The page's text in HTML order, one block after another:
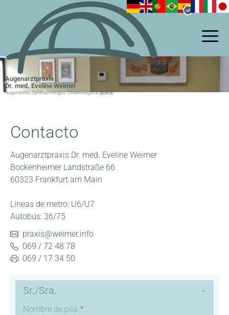
contenido
principal
Augenarztpraxis
Dr. med. Eveline Weimer
Augenärztin, Ophthalmologist, Oftalmologista, 眼科医
Contacto
Augenarztpraxis Dr. med. Eveline Weimer
Bockenheimer Landstraße 66
60323 Frankfurt am Main
Líneas de metro: U6/U7
Autobús: 36/75
praxis@weimer.info
069 / 72 48 78
069 / 17 34 50
Datos
personales
Sr./Sra.
Nombre de pila